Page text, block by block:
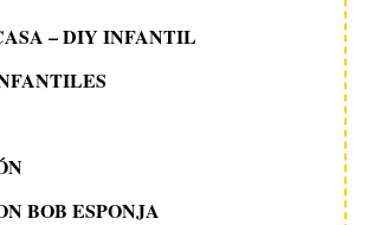
– DIY INFANTIL
BOB ESPONJA